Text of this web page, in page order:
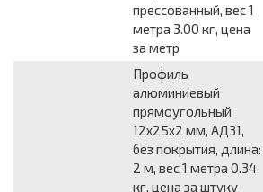
прессованный, вес 1
метра 3.00 кг, цена
за метр
Профиль
алюминиевый
прямоугольный
12x25x2 мм, АД31,
без покрытия, длина:
2 м, вес 1 метра 0.34
кг, цена за штуку